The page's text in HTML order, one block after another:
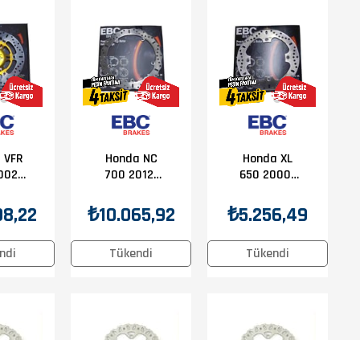
Disk
Tükendi
Honda NC
700 2012-
NC 750
2014-2018
EBC Ön Disk
₺10.065,92
Tükendi
Honda XL
650 2000-
XL 700
2008-2011
EBC Ön Disk
₺5.256,49